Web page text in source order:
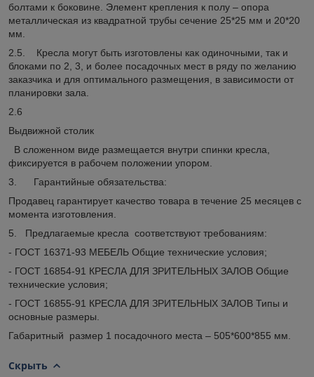
болтами к боковине. Элемент крепления к полу – опора
металлическая из квадратной трубы сечение 25*25 мм и 20*20
мм.
2.5. Кресла могут быть изготовлены как одиночными, так и
блоками по 2, 3, и более посадочных мест в ряду по желанию
заказчика и для оптимального размещения, в зависимости от
планировки зала.
2.6
Выдвижной столик
В сложенном виде размещается внутри спинки кресла,
фиксируется в рабочем положении упором.
3. Гарантийные обязательства:
Продавец гарантирует качество товара в течение 25 месяцев с
момента изготовления.
5. Предлагаемые кресла соответствуют требованиям:
- ГОСТ 16371-93 МЕБЕЛЬ Общие технические условия;
- ГОСТ 16854-91 КРЕСЛА ДЛЯ ЗРИТЕЛЬНЫХ ЗАЛОВ Общие
технические условия;
- ГОСТ 16855-91 КРЕСЛА ДЛЯ ЗРИТЕЛЬНЫХ ЗАЛОВ Типы и
основные размеры.
Габаритный размер 1 посадочного места – 505*600*855 мм.
Скрыть